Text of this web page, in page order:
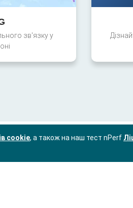
зв'язку у
cookie, а також на наш тест nPerf